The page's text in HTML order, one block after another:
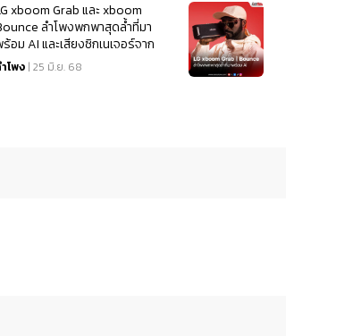
xboom Grab และ xboom
ลำโพงพกพาสุดล้ำที่มา
อม AI และเสียงซิกเนเจอร์จาก
โพง | 25 มิ.ย. 68